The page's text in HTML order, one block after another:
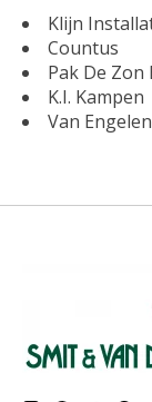
Klijn
Countus
Pak De Zon
K.I. Kampen
Van